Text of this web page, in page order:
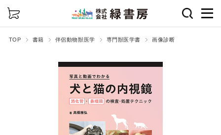
詳細検索
TOP 書籍 伴侶動物獣医学 専門獣医学書 画像診断